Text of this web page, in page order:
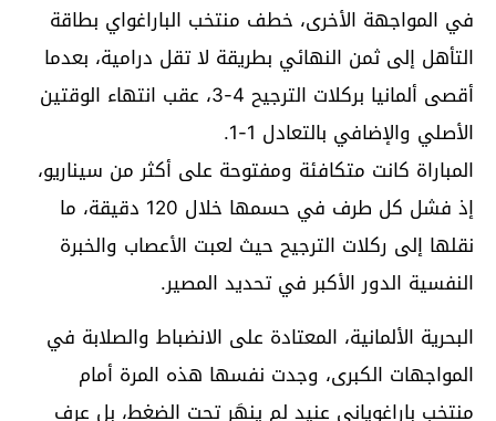
في المواجهة الأخرى، خطف منتخب الباراغواي بطاقة
التأهل إلى ثمن النهائي بطريقة لا تقل درامية، بعدما
أقصى ألمانيا بركلات الترجيح 4-3، عقب انتهاء الوقتين
الأصلي والإضافي بالتعادل 1-1.
المباراة كانت متكافئة ومفتوحة على أكثر من سيناريو،
إذ فشل كل طرف في حسمها خلال 120 دقيقة، ما
نقلها إلى ركلات الترجيح حيث لعبت الأعصاب والخبرة
النفسية الدور الأكبر في تحديد المصير.
البحرية الألمانية، المعتادة على الانضباط والصلابة في
المواجهات الكبرى، وجدت نفسها هذه المرة أمام
منتخب باراغوياني عنيد لم ينهَر تحت الضغط، بل عرف